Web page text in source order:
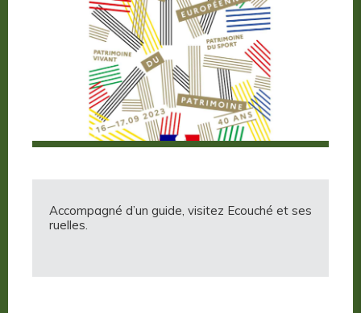
Accompagné d’un guide, visitez Ecouché et ses
ruelles.